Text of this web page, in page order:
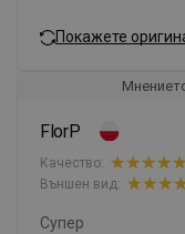
Покажете
FlorP
Качество:
Външен вид:
Супер